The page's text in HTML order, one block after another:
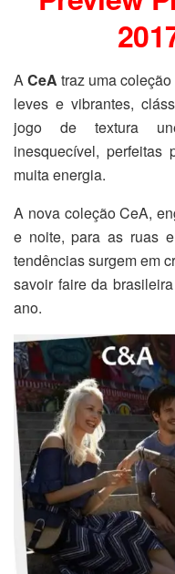
ACeA traz uma
leves e vibrantes,
jogo de textura
inesquecível,
muita energia.
A nova coleção CeA,
e noite, para as ruas
tendências surgem em
savoir faire da
ano.